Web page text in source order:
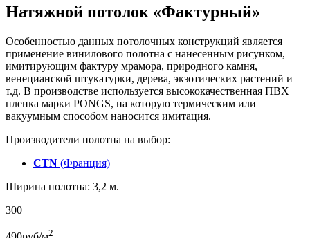
Натяжной потолок «Фактурный»
Особенностью данных потолочных конструкций является
применение винилового полотна с нанесенным рисунком,
имитирующим фактуру мрамора, природного камня,
венецианской штукатурки, дерева, экзотических растений и
т.д. В производстве используется высококачественная ПВХ
пленка марки PONGS, на которую термическим или
вакуумным способом наносится имитация.
Производители полотна на выбор:
CTN (Франция)
Ширина полотна: 3,2 м.
300
2